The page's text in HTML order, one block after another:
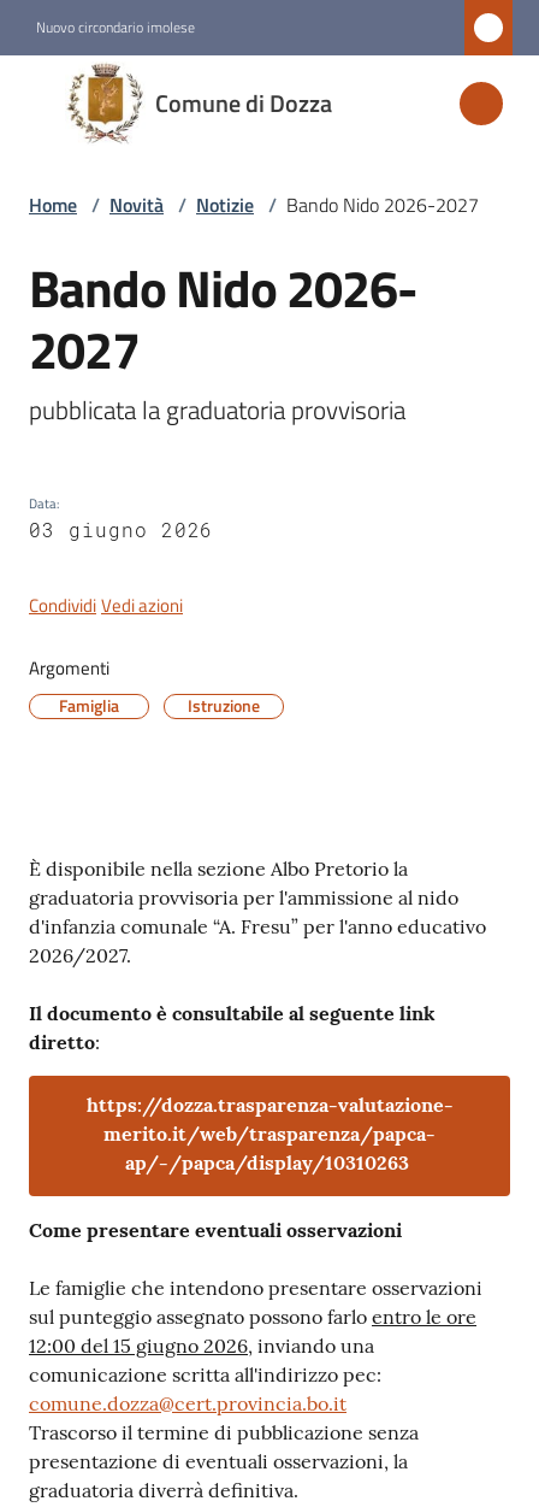
Nuovo circondario imolese
Comune di Dozza
Comune
di
Dozza
Menu selezionato
Servizi
Dozza
Servizi
on-
line
Seguici
Home / Novità / Notizie / Bando Nido 2026-2027
Salta al contenuto
Bando Nido 2026-
2027
pubblicata la graduatoria provvisoria
Data:
03 giugno 2026
CondividiVedi azioni
Argomenti
Famiglia Istruzione
Contenuto
È disponibile nella sezione Albo Pretorio la
graduatoria provvisoria per l'ammissione al nido
d'infanzia comunale “A. Fresu” per l'anno educativo
2026/2027.
Il documento è consultabile al seguente link
diretto:
https://dozza.trasparenza-valutazione-
merito.it/web/trasparenza/papca-
ap/-/papca/display/10310263
Come presentare eventuali osservazioni
Le famiglie che intendono presentare osservazioni
sul punteggio assegnato possono farlo entro le ore
12:00 del 15 giugno 2026, inviando una
comunicazione scritta all'indirizzo pec:
comune.dozza@cert.provincia.bo.it
Trascorso il termine di pubblicazione senza
presentazione di eventuali osservazioni, la
graduatoria diverrà definitiva.